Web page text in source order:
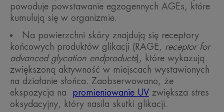
powoduje powstawanie egzogennych AGEs, które
kumulują się w organizmie.
Na powierzchni skóry znajdują się receptory
końcowych produktów glikacji (RAGE, receptor for
advanced glycation endproducts), które wykazują
zwiększoną aktywność w miejscach wystawionych
na działanie słońca. Zaobserwowano, że
ekspozycja na promieniowanie UV zwiększa stres
oksydacyjny, który nasila skutki glikacji.